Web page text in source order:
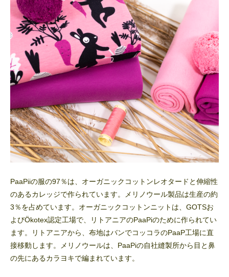
PaaPiiの服の97％は、オーガニックコットンレオタードと伸縮性
のあるカレッジで作られています。メリノウール製品は生産の約
3％を占めています。オーガニックコットンニットは、GOTSお
よびÖkotex認定工場で、リトアニアのPaaPiのために作られてい
ます。リトアニアから、布地はバンでコッコラのPaaP工場に直
接移動します。メリノウールは、PaaPiの自社縫製所から目と鼻
の先にあるカラヨキで編まれています。